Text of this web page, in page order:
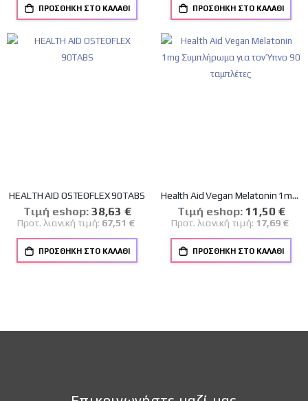
ΠΡΟΣΘΉΚΗ ΣΤΟ ΚΑΛΆΘΙ ΠΡΟΣΘΉΚΗ ΣΤΟ ΚΑΛΆΘΙ
HEALTH AID OSTEOFLEX 90TABS
Tιμή eshop: Ειδική
Τιμή
38,63 €
Προτ. λιανική τιμή: 67,51 €
ΠΡΟΣΘΉΚΗ ΣΤΟ ΚΑΛΆΘΙ
Health Aid Vegan Melatonin 1mg Συμπλήρωμα για τον Ύπνο 90 ταμπλέτες
Tιμή eshop: Ειδική
Τιμή
11,50 €
Προτ. λιανική τιμή: 17,69 €
ΠΡΟΣΘΉΚΗ ΣΤΟ ΚΑΛΆΘΙ